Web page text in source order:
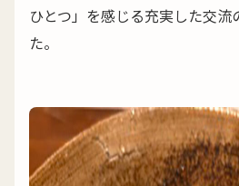
ひとつ」を感じる充実した交流
た。